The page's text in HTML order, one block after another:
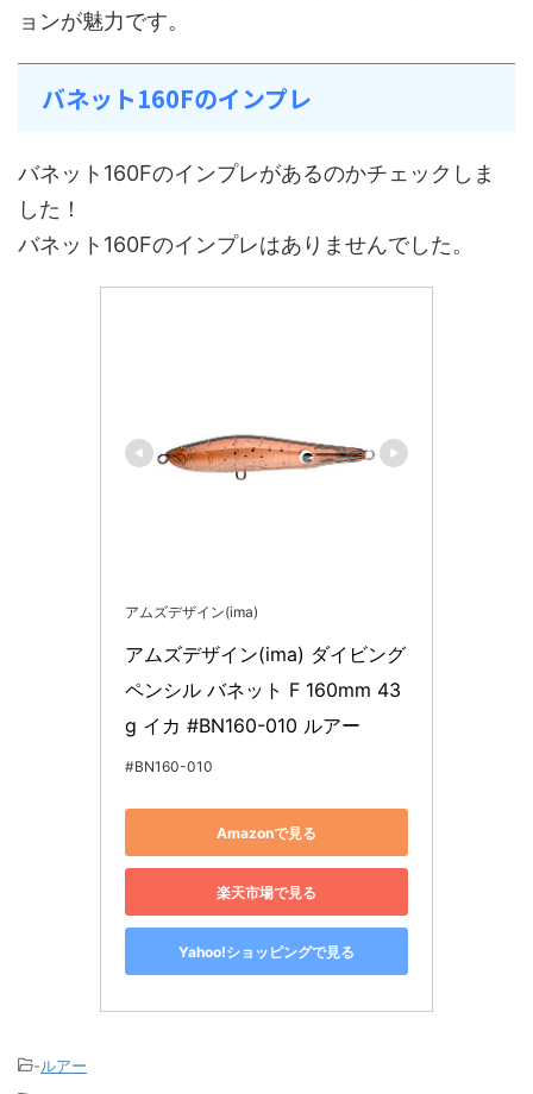
ョンが魅力です。
バネット160Fのインプレ
バネット160Fのインプレがあるのかチェックしま
した！
バネット160Fのインプレはありませんでした。
アムズデザイン(ima)
アムズデザイン(ima) ダイビング
ペンシル バネット F 160mm 43
g イカ #BN160-010 ルアー
#BN160-010
Amazonで見る
楽天市場で見る
Yahoo!ショッピングで見る
-ルアー